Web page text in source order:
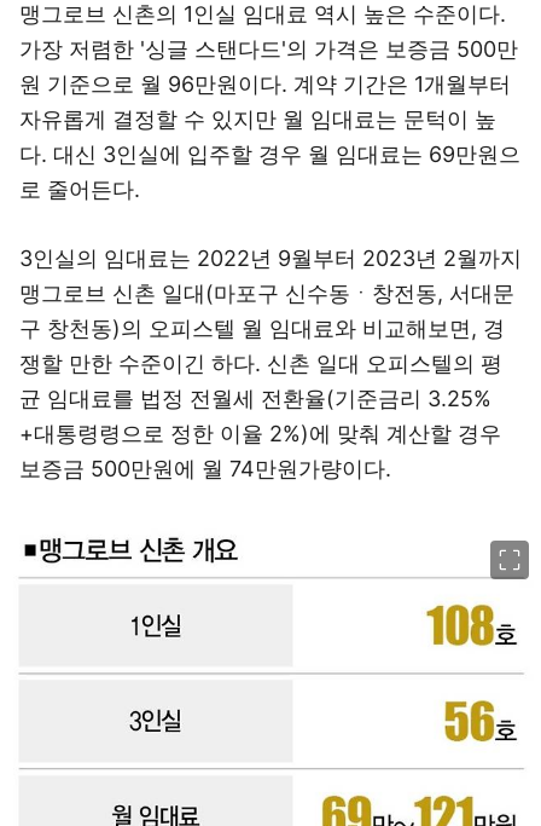
맹그로브 신촌의 1인실 임대료 역시 높은 수준이다.
가장 저렴한 '싱글 스탠다드'의 가격은 보증금 500만
원 기준으로 월 96만원이다. 계약 기간은 1개월부터
자유롭게 결정할 수 있지만 월 임대료는 문턱이 높
다. 대신 3인실에 입주할 경우 월 임대료는 69만원으
로 줄어든다.
3인실의 임대료는 2022년 9월부터 2023년 2월까지
맹그로브 신촌 일대(마포구 신수동ㆍ창전동, 서대문
구 창천동)의 오피스텔 월 임대료와 비교해보면, 경
쟁할 만한 수준이긴 하다. 신촌 일대 오피스텔의 평
균 임대료를 법정 전월세 전환율(기준금리 3.25%
+대통령령으로 정한 이율 2%)에 맞춰 계산할 경우
보증금 500만원에 월 74만원가량이다.